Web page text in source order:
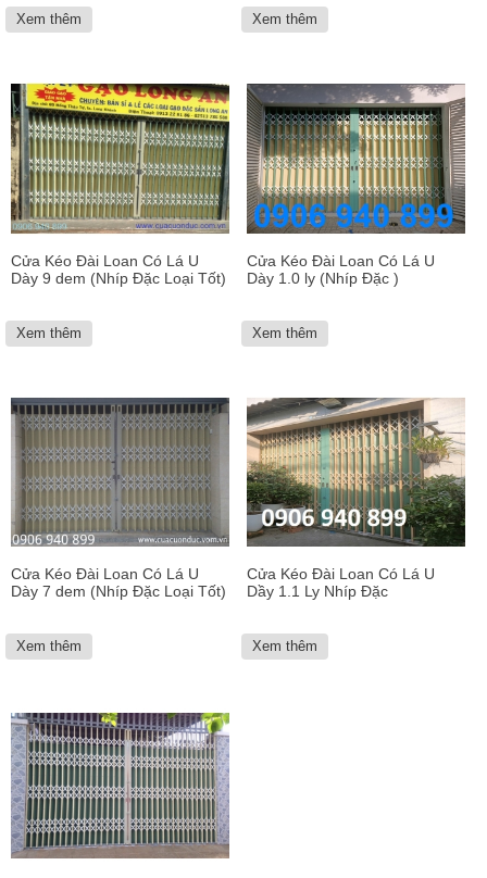
Xem thêm Xem thêm
Cửa Kéo Đài Loan Có Lá U
Dày 9 dem (Nhíp Đặc Loại Tốt)
Xem thêm
Cửa Kéo Đài Loan Có Lá U
Dày 1.0 ly (Nhíp Đặc )
Xem thêm
Cửa Kéo Đài Loan Có Lá U
Dày 7 dem (Nhíp Đặc Loại Tốt)
Xem thêm
Cửa Kéo Đài Loan Có Lá U
Dầy 1.1 Ly Nhíp Đặc
Xem thêm